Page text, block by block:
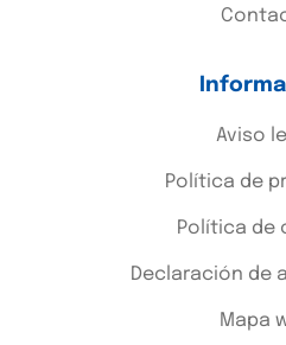
Aviso
Política de
Política de
Declaración de
Mapa